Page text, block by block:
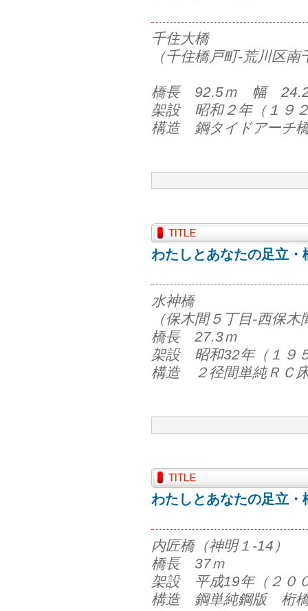
千住大橋
（千住橋戸町-荒川区南
橋長 92.5ｍ 幅
架設 昭和２年（１９
構造 鋼タイドアーチ
わたしとあなたの足立・
水神橋
（保木間５丁目-西保木
橋長 27.3ｍ
架設 昭和32年（１９
構造 ２径間単純ＲＣ
わたしとあなたの足立・
内匠橋（神明１-14）
橋長 37ｍ
架設 平成19年（２０
構造 鋼単純鋼版 桁